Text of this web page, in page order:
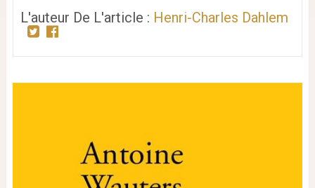
L'auteur De L'article : Henri-Charles Dahlem